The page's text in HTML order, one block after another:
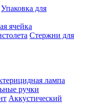
Упаковка для
ячейка
Стержни для
лампа
ручки
Аккустический